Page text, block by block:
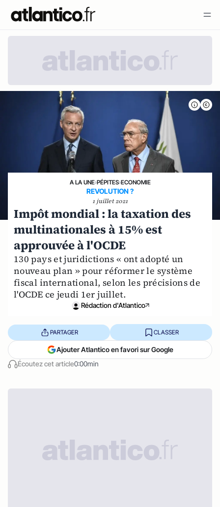
A LA UNE›PÉPITES›ECONOMIE
REVOLUTION ?
1 juillet 2021
Impôt mondial : la taxation des
multinationales à 15% est
approuvée à l'OCDE
130 pays et juridictions « ont adopté un
nouveau plan » pour réformer le système
fiscal international, selon les précisions de
l'OCDE ce jeudi 1er juillet.
Rédaction d'Atlantico
Écoutez cet article0:00min
PARTAGER CLASSER
Ajouter Atlantico en favori sur Google